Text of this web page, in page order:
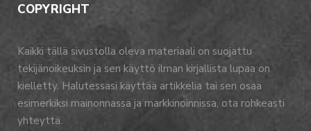
COPYRIGHT
Kaikki tällä sivustolla oleva materiaali on suojattu
tekijänoikeuksin ja sen käyttö ilman kirjallista lupaa on
kielletty. Halutessasi käyttää artikkelia tai sen osaa
esimerkiksi mainonnassa ja markkinoinnissa, ota rohkeasti
yhteyttä.